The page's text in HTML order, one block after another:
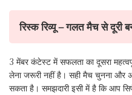
रिस्क रिव्यू – गलत मैच से दूरी
3 मेंबर कंटेस्ट में सफलता का दूसरा
लेना जरूरी नहीं है। सही मैच चुनना
सकता है। समझदारी इसी में है कि आप